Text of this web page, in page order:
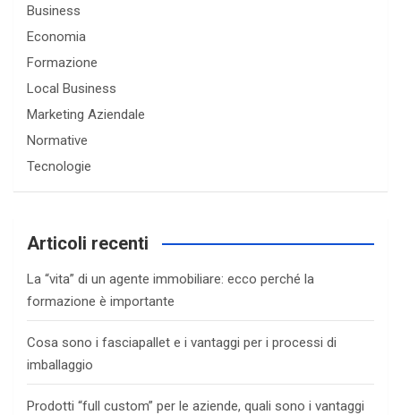
Business
Economia
Formazione
Local Business
Marketing Aziendale
Normative
Tecnologie
Articoli recenti
La “vita” di un agente immobiliare: ecco perché la
formazione è importante
Cosa sono i fasciapallet e i vantaggi per i processi di
imballaggio
Prodotti “full custom” per le aziende, quali sono i vantaggi